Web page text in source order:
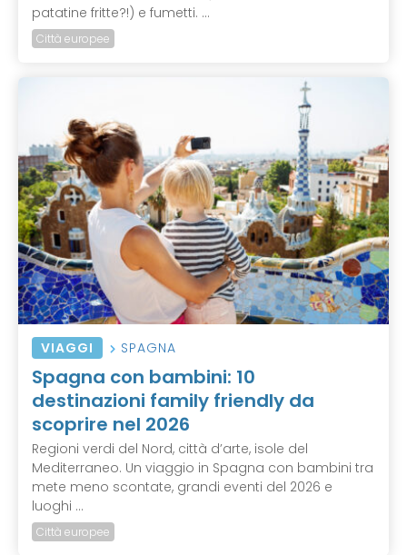
patatine fritte?!) e fumetti. ...
Città europee
VIAGGI SPAGNA
Spagna con bambini: 10
destinazioni family friendly da
scoprire nel 2026
Regioni verdi del Nord, città d’arte, isole del
Mediterraneo. Un viaggio in Spagna con bambini tra
mete meno scontate, grandi eventi del 2026 e
luoghi ...
Città europee